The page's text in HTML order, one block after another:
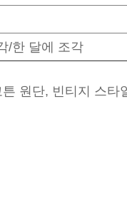
/한 달에 조각
원단, 빈티지 스타